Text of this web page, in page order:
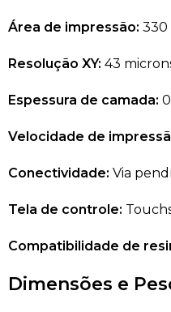
Área de impressão: 330
Resolução XY: 43
Espessura de camada:
Velocidade de
Conectividade: Via
Tela de controle:
Compatibilidade de
Dimensões e